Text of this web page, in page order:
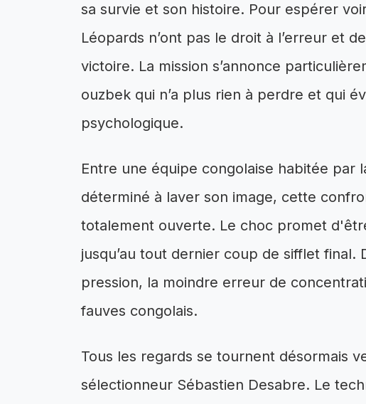
sa survie et son histoire. Pour espérer
Léopards n’ont pas le droit à l’erreur et
victoire. La mission s’annonce
ouzbek qui n’a plus rien à perdre et qui
psychologique.
Entre une équipe congolaise habitée par
déterminé à laver son image, cette
totalement ouverte. Le choc promet
jusqu’au tout dernier coup de sifflet final.
pression, la moindre erreur de
fauves congolais.
Tous les regards se tournent désormais
sélectionneur Sébastien Desabre. Le